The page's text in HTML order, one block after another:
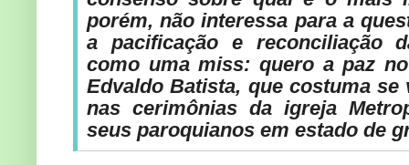
porém, não interessa para a
a pacificação e reconciliação
como uma miss: quero a paz
Edvaldo Batista, que costuma se
nas cerimônias da igreja
seus paroquianos em estado de